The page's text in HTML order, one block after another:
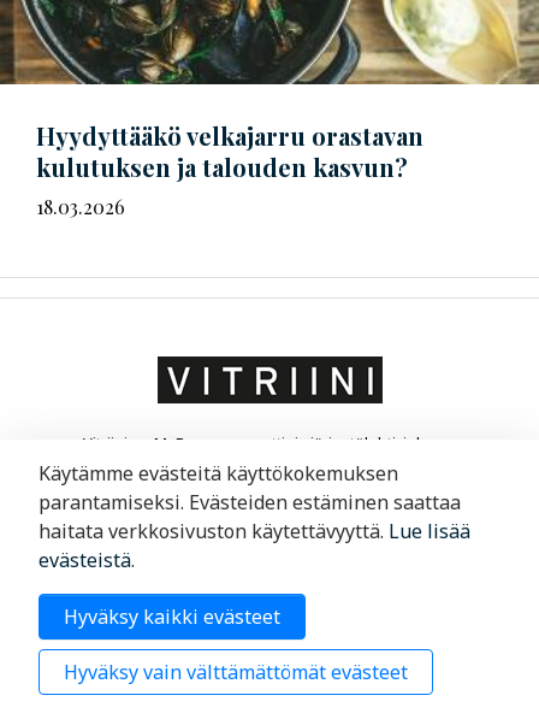
Hyydyttääkö velkajarru orastavan
kulutuksen ja talouden kasvun?
18.03.2026
Vitriini on MaRa ry:n ammatti- ja järjestölehti, joka on
suunnattu matkailu- ja ravintola-alan yrittäjille ja
liikkeenjohdolle. Vitriini kertoo yrityksistä ja niiden
toimintaympäristöstä.
09 6220 200
Käytämme evästeitä käyttökokemuksen
parantamiseksi. Evästeiden estäminen saattaa
haitata verkkosivuston käytettävyyttä. Lue lisää
evästeistä.
Hyväksy kaikki evästeet
Hyväksy vain välttämättömät evästeet